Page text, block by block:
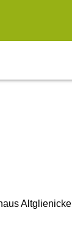
Altglienicke